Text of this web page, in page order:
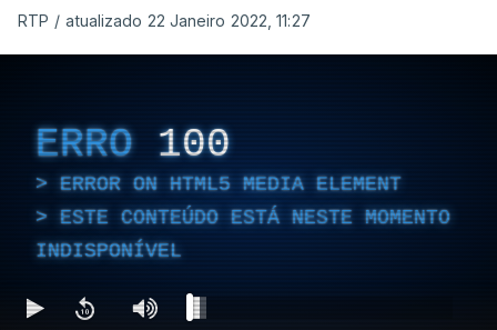
RTP / atualizado 22 Janeiro 2022, 11:27
ERRO 100
ERROR ON HTML5 MEDIA ELEMENT
ESTE CONTEÚDO ESTÁ NESTE MOMENTO
INDISPONÍVEL